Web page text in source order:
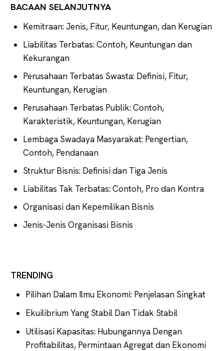
BACAAN SELANJUTNYA
Kemitraan: Jenis, Fitur, Keuntungan, dan Kerugian
Liabilitas Terbatas: Contoh, Keuntungan dan
Kekurangan
Perusahaan Terbatas Swasta: Definisi, Fitur,
Keuntungan, Kerugian
Perusahaan Terbatas Publik: Contoh,
Karakteristik, Keuntungan, Kerugian
Lembaga Swadaya Masyarakat: Pengertian,
Contoh, Pendanaan
Struktur Bisnis: Definisi dan Tiga Jenis
Liabilitas Tak Terbatas: Contoh, Pro dan Kontra
Organisasi dan Kepemilikan Bisnis
Jenis-Jenis Organisasi Bisnis
TRENDING
Pilihan Dalam Ilmu Ekonomi: Penjelasan Singkat
Ekuilibrium Yang Stabil Dan Tidak Stabil
Utilisasi Kapasitas: Hubungannya Dengan
Profitabilitas, Permintaan Agregat dan Ekonomi